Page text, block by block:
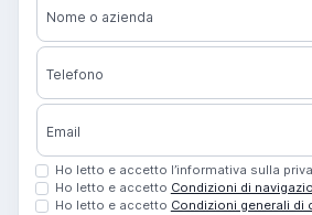
Nome o azienda
Telefono
Email
Ho letto e accetto l’informativa sulla
Ho letto e accetto Condizioni di
Ho letto e accetto Condizioni generali di